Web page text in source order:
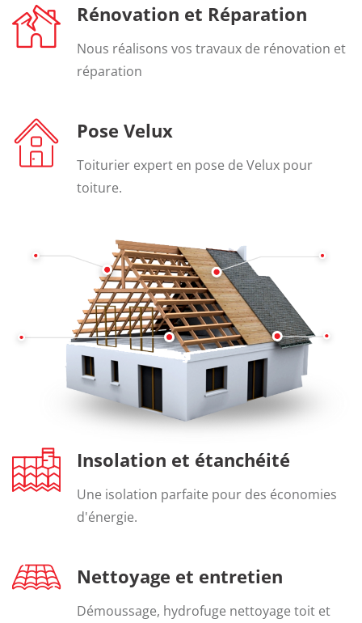
Rénovation et Réparation
Nous réalisons vos travaux de rénovation et
réparation
Pose Velux
Toiturier expert en pose de Velux pour
toiture.
Insolation et étanchéité
Une isolation parfaite pour des économies
d'énergie.
Nettoyage et entretien
Démoussage, hydrofuge nettoyage toit et